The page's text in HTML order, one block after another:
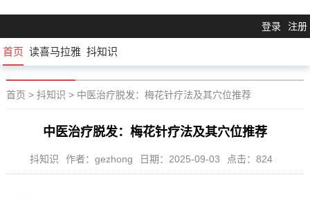
登录 注册
首页 读喜马拉雅 抖知识
首页 > 抖知识 > 中医治疗脱发：梅花针疗法及其穴位推荐
中医治疗脱发：梅花针疗法及其穴位推荐
抖知识 作者：gezhong 日期：2025-09-03 点击：824